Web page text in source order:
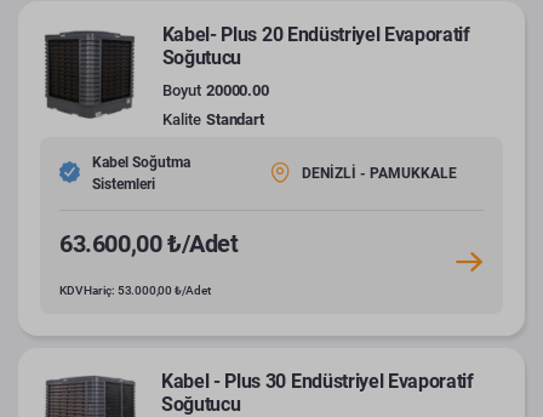
Kabel- Plus 20 Endüstriyel Evaporatif
Soğutucu
Boyut 20000.00
Kalite Standart
Kabel Soğutma
Sistemleri
DENİZLİ - PAMUKKALE
63.600,00 ₺/Adet
KDV Hariç: 53.000,00 ₺/Adet
Kabel - Plus 30 Endüstriyel Evaporatif
Soğutucu